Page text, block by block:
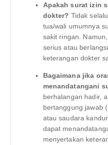
Apakah surat izin
dokter? Tidak
tua/wali umumnya
sakit ringan.
serius atau
keterangan dokter
Bagaimana jika
menandatangani
berhalangan hadir,
bertanggung jawab
atau saudara
dapat
menyertakan